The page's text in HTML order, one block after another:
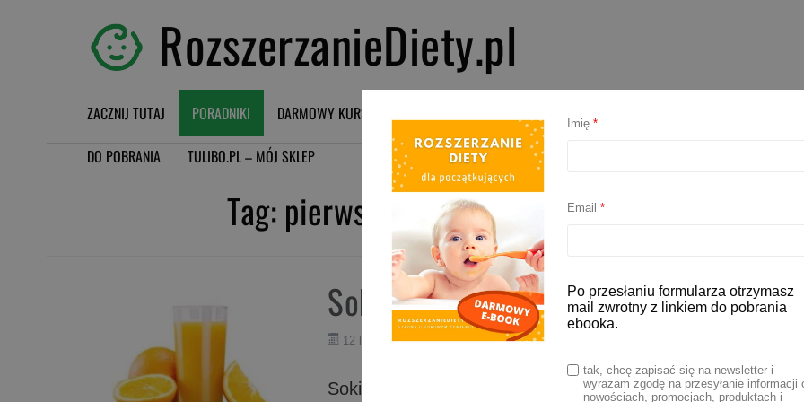
RozszerzanieDiety.pl
ZACZNIJ TUTAJ PORADNIKI DARMOWY KURS BLW
DO POBRANIA
TULIBO.PL – MÓJ SKLEP
Tag: pierwszy sok dla niemowlaka
Soki dla niemowląt
12 lipca 2022
Soki reklamowane są jako zdrowe, łatwo dostępne,
Imię *
Email *
Po przesłaniu formularza otrzymasz
mail zwrotny z linkiem do pobrania
ebooka.
tak, chcę zapisać się na newsletter i
wyrażam zgodę na przesyłanie informacji
nowościach, promocjach, produktach i